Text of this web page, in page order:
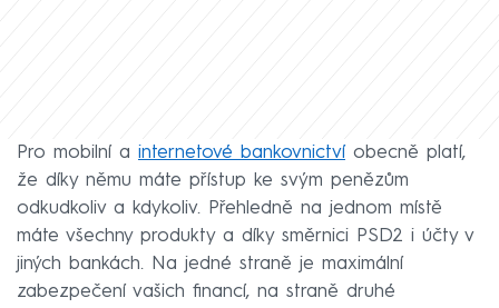
Pro mobilní a internetové bankovnictví obecně platí,
že díky němu máte přístup ke svým penězům
odkudkoliv a kdykoliv. Přehledně na jednom místě
máte všechny produkty a díky směrnici PSD2 i účty v
jiných bankách. Na jedné straně je maximální
zabezpečení vašich financí, na straně druhé